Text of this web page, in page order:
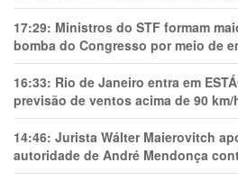
17:29: Ministros do STF formam
bomba do Congresso por meio de
16:33: Rio de Janeiro entra em
previsão de ventos acima de 90 km/
14:46: Jurista Wálter Maierovitch
autoridade de André Mendonça